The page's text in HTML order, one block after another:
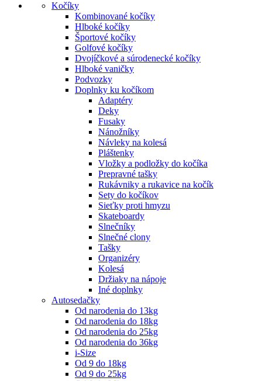
Kočíky
Kombinované kočíky
Hlboké kočíky
Športové kočíky
Golfové kočíky
Dvojíčkové a súrodenecké kočíky
Hlboké vaničky
Podvozky
Doplnky ku kočíkom
Adaptéry
Deky
Fusaky
Nánožníky
Návleky na kolesá
Pláštenky
Vložky a podložky do kočíka
Prepravné tašky
Rukávniky a rukavice na kočík
Sety do kočíkov
Sieťky proti hmyzu
Skateboardy
Slnečníky
Slnečné clony
Tašky
Organizéry
Kolesá
Držiaky na nápoje
Iné doplnky
Autosedačky
Od narodenia do 13kg
Od narodenia do 18kg
Od narodenia do 25kg
Od narodenia do 36kg
i-Size
Od 9 do 18kg
Od 9 do 25kg